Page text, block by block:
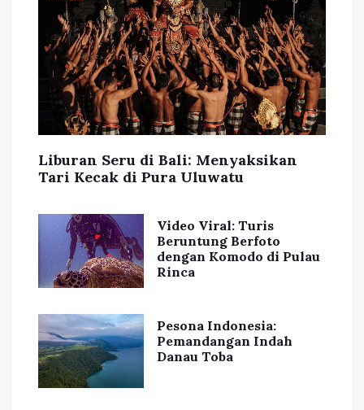
Liburan Seru di Bali: Menyaksikan
Tari Kecak di Pura Uluwatu
Video Viral: Turis
Beruntung Berfoto
dengan Komodo di Pulau
Rinca
Pesona Indonesia:
Pemandangan Indah
Danau Toba